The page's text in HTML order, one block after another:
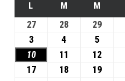
L M M
27 28 29
3
4 5
10
11 12
17
18 19